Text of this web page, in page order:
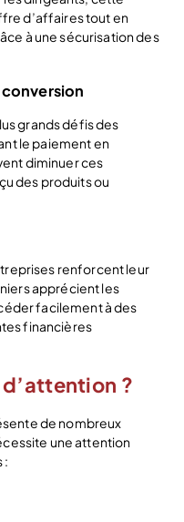
d’affaires tout en
à une sécurisation des
grands défis des
le paiement en
diminuer ces
des produits ou
renforcent leur
apprécient les
facilement à des
financières
?
de nombreux
une attention
: